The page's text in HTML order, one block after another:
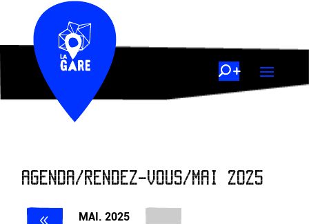
AGENDA/RENDEZ-VOUS/MAI 2025
MAI. 2025